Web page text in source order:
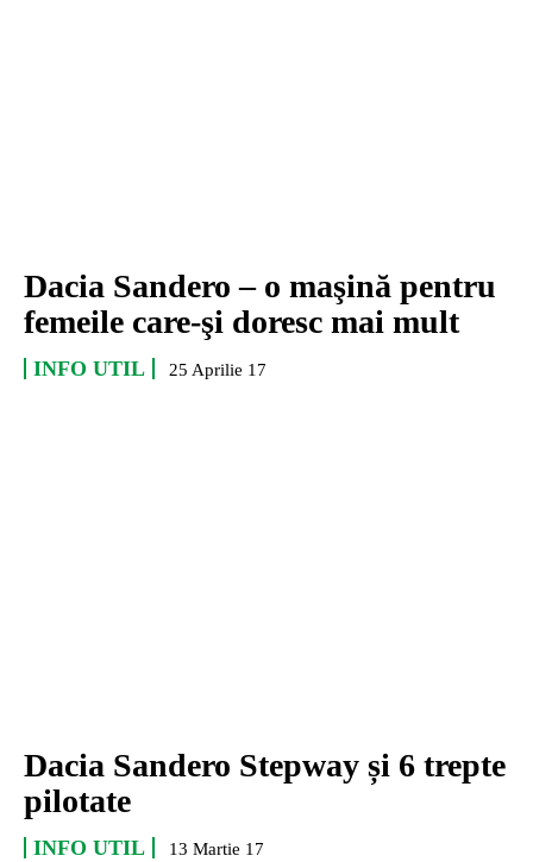
Dacia Sandero – o maşină pentru
femeile care-şi doresc mai mult
INFO UTIL 25 Aprilie 17
Dacia Sandero Stepway și 6 trepte
pilotate
INFO UTIL 13 Martie 17